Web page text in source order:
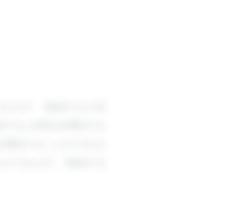
ます。登録すると回
ると回答を閲覧する
覧することができま
できます。登録する